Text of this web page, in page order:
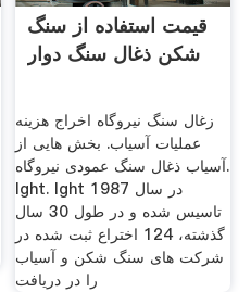
قیمت استفاده از سنگ
شکن ذغال سنگ دوار
زغال سنگ نیروگاه اخراج هزینه
عملیات آسیاب. بخش هایی از
آسیاب ذغال سنگ عمودی نیروگاه.
lght. lght در سال 1987
تاسیس شده و در طول 30 سال
گذشته، 124 اختراع ثبت شده در
شركت های سنگ شكن و آسیاب
را در دریافت